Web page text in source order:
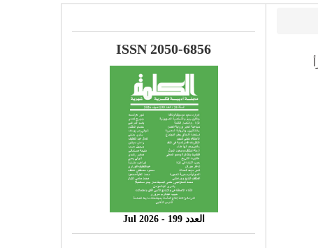
ISSN 2050-6856
العدد 199 - 2026 Jul